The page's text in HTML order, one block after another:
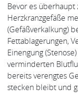
Bevor es
Herzkranzgefäße
(Gefäßverkalkung)
Fettablagerungen,
Einengung
verminderten
bereits verengtes
stecken bleibt und